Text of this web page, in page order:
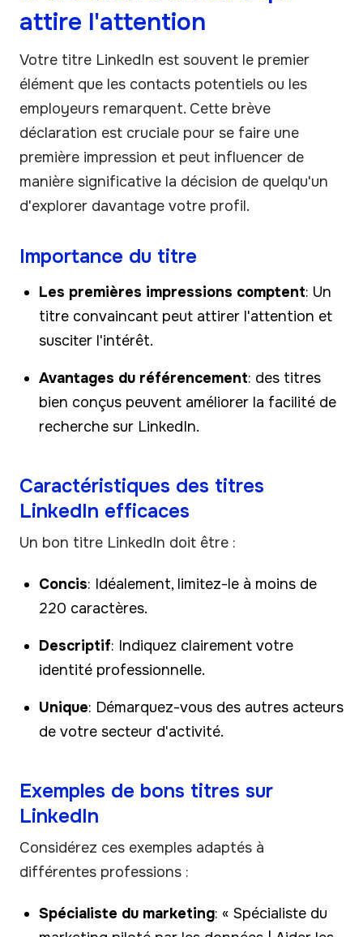
attire l'attention
Votre titre LinkedIn est souvent le premier
élément que les contacts potentiels ou les
employeurs remarquent. Cette brève
déclaration est cruciale pour se faire une
première impression et peut influencer de
manière significative la décision de quelqu'un
d'explorer davantage votre profil.
Importance du titre
Les premières impressions comptent: Un
titre convaincant peut attirer l'attention et
susciter l'intérêt.
Avantages du référencement: des titres
bien conçus peuvent améliorer la facilité de
recherche sur LinkedIn.
Caractéristiques des titres
LinkedIn efficaces
Un bon titre LinkedIn doit être :
Concis: Idéalement, limitez-le à moins de
220 caractères.
Descriptif: Indiquez clairement votre
identité professionnelle.
Unique: Démarquez-vous des autres acteurs
de votre secteur d'activité.
Exemples de bons titres sur
LinkedIn
Considérez ces exemples adaptés à
différentes professions :
Spécialiste du marketing: « Spécialiste du